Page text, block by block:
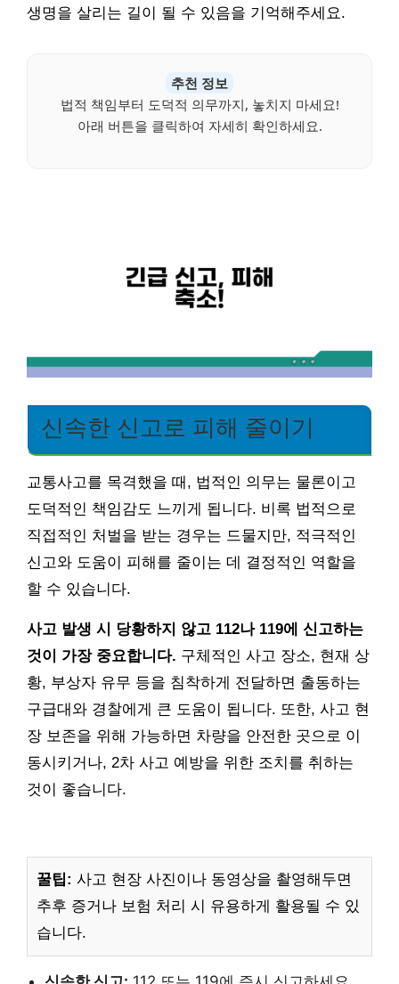
생명을 살리는 길이 될 수 있음을 기억해주세요.
추천 정보
법적 책임부터 도덕적 의무까지, 놓치지 마세요!
아래 버튼을 클릭하여 자세히 확인하세요.
신속한 신고로 피해 줄이기
교통사고를 목격했을 때, 법적인 의무는 물론이고
도덕적인 책임감도 느끼게 됩니다. 비록 법적으로
직접적인 처벌을 받는 경우는 드물지만, 적극적인
신고와 도움이 피해를 줄이는 데 결정적인 역할을
할 수 있습니다.
사고 발생 시 당황하지 않고 112나 119에 신고하는
것이 가장 중요합니다. 구체적인 사고 장소, 현재 상
황, 부상자 유무 등을 침착하게 전달하면 출동하는
구급대와 경찰에게 큰 도움이 됩니다. 또한, 사고 현
장 보존을 위해 가능하면 차량을 안전한 곳으로 이
동시키거나, 2차 사고 예방을 위한 조치를 취하는
것이 좋습니다.
꿀팁: 사고 현장 사진이나 동영상을 촬영해두면
추후 증거나 보험 처리 시 유용하게 활용될 수 있
습니다.